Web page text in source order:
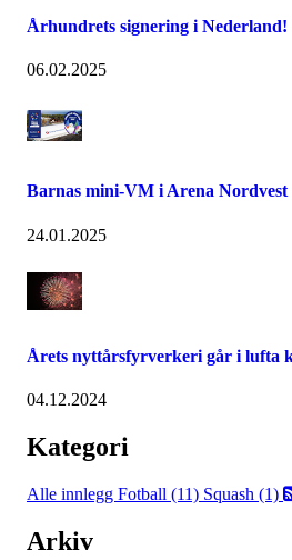
Århundrets signering i Nederland!
06.02.2025
Barnas mini-VM i Arena
24.01.2025
Årets nyttårsfyrverkeri går i lufta
04.12.2024
Kategori
Alle innlegg Fotball (11) Squash (1)
Arkiv